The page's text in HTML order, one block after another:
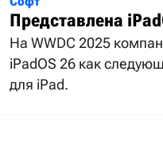
Представлена
На WWDC 2025
iPadOS 26 как
для iPad.